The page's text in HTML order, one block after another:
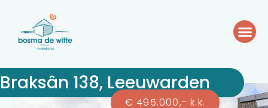
Braksân 138, Leeuwarden